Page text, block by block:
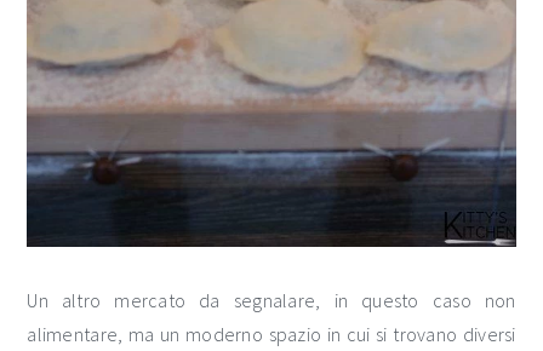
Un altro mercato da segnalare, in questo caso non
alimentare, ma un moderno spazio in cui si trovano diversi